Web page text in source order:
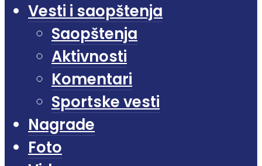
Vesti i saopštenja
Saopštenja
Aktivnosti
Komentari
Sportske vesti
Nagrade
Foto